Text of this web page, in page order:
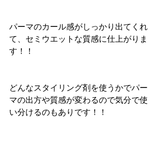
パーマのカール感がしっかり出てくれ
て、セミウエットな質感に仕上がりま
す！！
どんなスタイリング剤を使うかでパー
マの出方や質感が変わるので気分で使
い分けるのもありです！！